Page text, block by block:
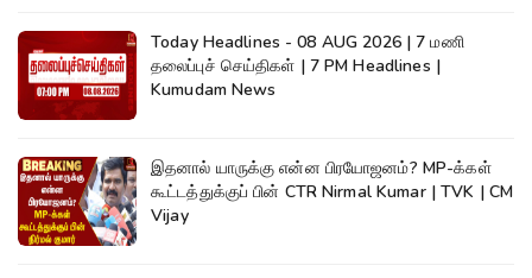
Today Headlines - 08 AUG 2026 | 7 மணி
தலைப்புச் செய்திகள் | 7 PM Headlines |
Kumudam News
இதனால் யாருக்கு என்ன பிரயோஜனம்? MP-க்கள்
கூட்டத்துக்குப் பின் CTR Nirmal Kumar | TVK | CM
Vijay